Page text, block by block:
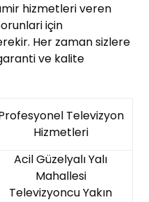
hizmetleri veren
için
Her zaman sizlere
ve kalite
Televizyon
Hizmetleri
Acil Güzelyalı Yalı
Mahallesi
Televizyoncu Yakın